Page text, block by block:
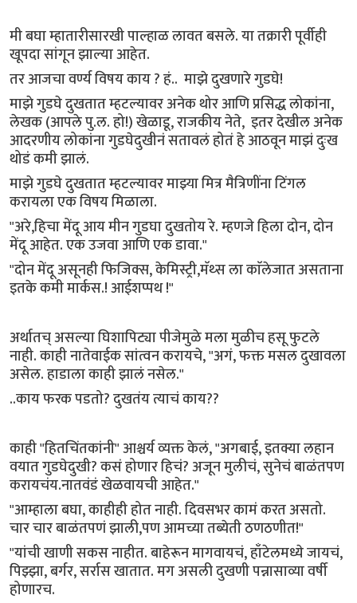
मी बघा म्हातारीसारखी पाल्हाळ लावत बसले. या तक्रारी पूर्वीही
खूपदा सांगून झाल्या आहेत.
तर आजचा वर्ण्य विषय काय ? हं.. माझे दुखणारे गुडघे!
माझे गुडघे दुखतात म्हटल्यावर अनेक थोर आणि प्रसिद्ध लोकांना,
लेखक (आपले पु.ल. हो!) खेळाडू, राजकीय नेते, इतर देखील अनेक
आदरणीय लोकांना गुडघेदुखीनं सतावलं होतं हे आठवून माझं दुःख
थोडं कमी झालं.
माझे गुडघे दुखतात म्हटल्यावर माझ्या मित्र मैत्रिणींना टिंगल
करायला एक विषय मिळाला.
"अरे,हिचा मेंदू आय मीन गुडघा दुखतोय रे. म्हणजे हिला दोन, दोन
मेंदू आहेत. एक उजवा आणि एक डावा."
"दोन मेंदू असूनही फिजिक्स, केमिस्ट्री,मॅथ्स ला काॅलेजात असताना
इतके कमी मार्कस.! आईशप्पथ !"
अर्थातच् असल्या घिशापिट्या पीजेमुळे मला मुळीच हसू फुटले
नाही. काही नातेवाईक सांत्वन करायचे, "अगं, फक्त मसल दुखावला
असेल. हाडाला काही झालं नसेल."
..काय फरक पडतो? दुखतंय त्याचं काय??
काही "हितचिंतकांनी" आश्चर्य व्यक्त केलं, "अगबाई, इतक्या लहान
वयात गुडघेदुखी? कसं होणार हिचं? अजून मुलीचं, सुनेचं बाळंतपण
करायचंय.नातवंडं खेळवायची आहेत."
"आम्हाला बघा, काहीही होत नाही. दिवसभर कामं करत असतो.
चार चार बाळंतपणं झाली,पण आमच्या तब्येती ठणठणीत!"
"यांची खाणी सकस नाहीत. बाहेरून मागवायचं, हाँटेलमध्ये जायचं,
पिझ्झा, बर्गर, सर्रास खातात. मग असली दुखणी पन्नासाव्या वर्षी
होणारच.